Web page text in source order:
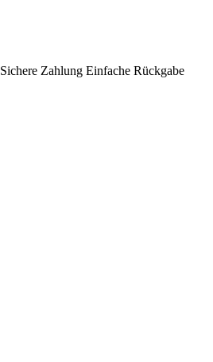
Sichere Zahlung Einfache Rückgabe